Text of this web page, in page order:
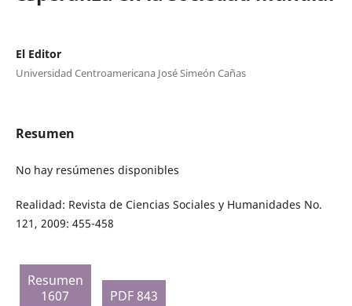
El Editor
Universidad Centroamericana José Simeón Cañas
Resumen
No hay resúmenes disponibles
Realidad: Revista de Ciencias Sociales y Humanidades No.
121, 2009: 455-458
Resumen
1607
PDF 843